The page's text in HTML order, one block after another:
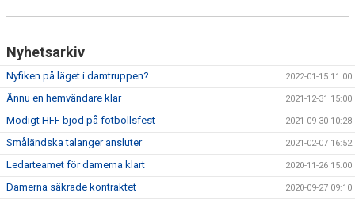
Nyhetsarkiv
Nyfiken på läget i damtruppen? 2022-01-15 11:00
Ännu en hemvändare klar 2021-12-31 15:00
Modigt HFF bjöd på fotbollsfest 2021-09-30 10:28
Småländska talanger ansluter 2021-02-07 16:52
Ledarteamet för damerna klart 2020-11-26 15:00
Damerna säkrade kontraktet 2020-09-27 09:10